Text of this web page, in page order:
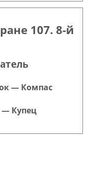
107. 8-й
— Компас
— Купец